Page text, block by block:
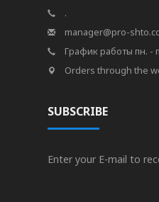
.
manager@pro-
График работы пн. -
Orders through the
SUBSCRIBE
Enter your E-mail to